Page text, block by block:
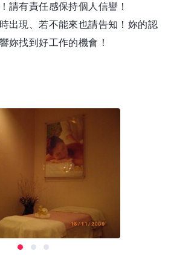
請有責任感保持個人信譽！
出現、若不能來也請告知！妳的認
妳找到好工作的機會！